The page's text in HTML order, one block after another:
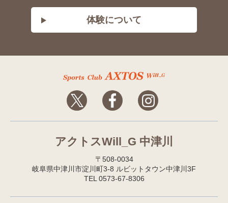
体験について
アクトスWill_G 中津川
〒508-0034
岐阜県中津川市淀川町3-8 ルビットタウン中津川3F
TEL 0573-67-8306